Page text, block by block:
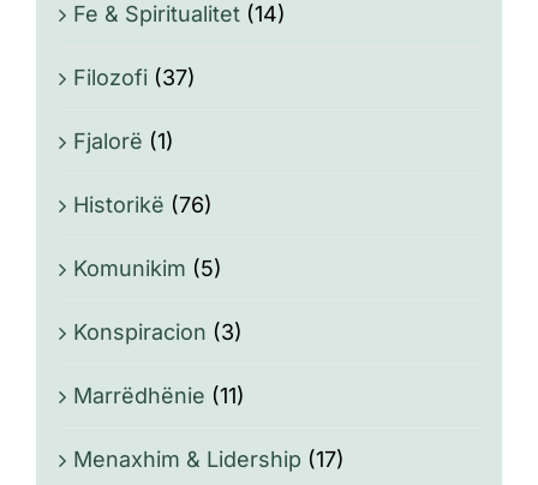
Fe & Spiritualitet (14)
Filozofi (37)
Fjalorë (1)
Historikë (76)
Komunikim (5)
Konspiracion (3)
Marrëdhënie (11)
Menaxhim & Lidership (17)